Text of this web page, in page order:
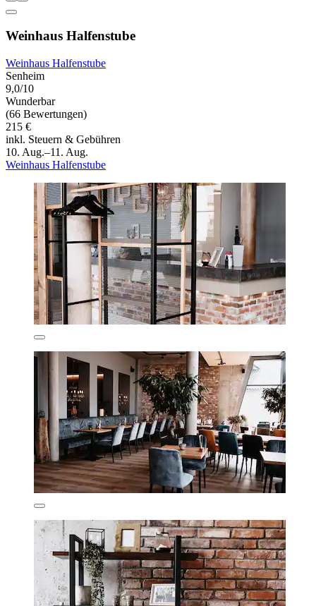
Weinhaus Halfenstube
Weinhaus Halfenstube
Senheim
9,0/10
Wunderbar
(66 Bewertungen)
215 €
inkl. Steuern & Gebühren
10. Aug.–11. Aug.
Weinhaus Halfenstube